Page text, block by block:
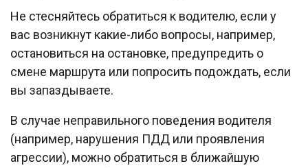
Не стесняйтесь обратиться к водителю, если у
вас возникнут какие-либо вопросы, например,
остановиться на остановке, предупредить о
смене маршрута или попросить подождать, если
вы запаздываете.
В случае неправильного поведения водителя
(например, нарушения ПДД или проявления
агрессии), можно обратиться в ближайшую